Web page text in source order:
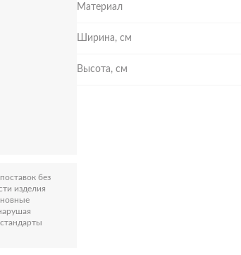
без
изделия
Материал
Ширина, см
Высота, см